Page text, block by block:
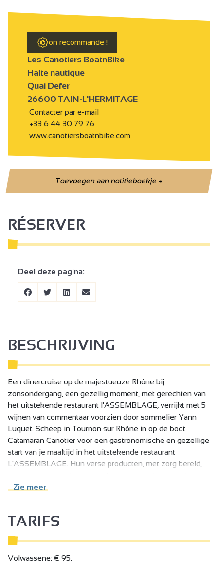
on recommande !
Les Canotiers BoatnBike
Halte nautique
Quai Defer
26600 TAIN-L'HERMITAGE
Contacter par e-mail
+33 6 44 30 79 76
www.canotiersboatnbike.com
Toevoegen aan notitieboekje+
RÉSERVER
Deel deze pagina:
BESCHRIJVING
Een dinercruise op de majestueuze Rhône bij
zonsondergang, een gezellig moment, met gerechten van
het uitstekende restaurant l'ASSEMBLAGE, verrijkt met 5
wijnen van commentaar voorzien door sommelier Yann
Luquet. Scheep in Tournon sur Rhône in op de boot
Catamaran Canotier voor een gastronomische en gezellige
start van je maaltijd in het uitstekende restaurant
L'ASSEMBLAGE. Hun verse producten, met zorg bereid,
landschappen van de Rhône-vallei tussen Hermitage en
- Donderdag 11 juni - Domaine Laurent Habrard
- Donderdag 25 juni, 2 & 23 juli en 6 augustus - Domaine
Chaboud-Cellier
- Donderdag 20 augustus en 10 & 17 september - Domaine
Zie meer
TARIFS
Volwassene: € 95.